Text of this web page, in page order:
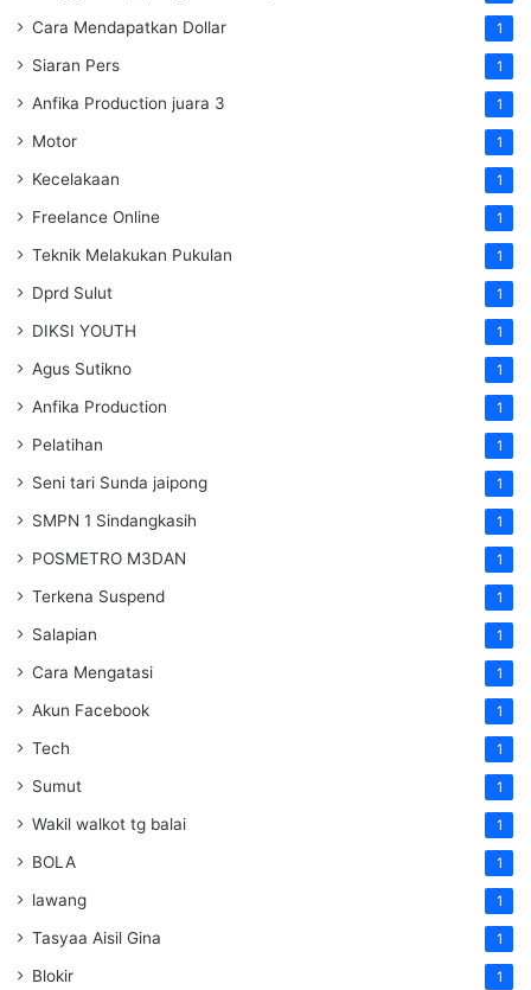
Cara Mendapatkan Dollar 1
Siaran Pers 1
Anfika Production juara 3 1
Motor 1
Kecelakaan 1
Freelance Online 1
Teknik Melakukan Pukulan 1
Dprd Sulut 1
DIKSI YOUTH 1
Agus Sutikno 1
Anfika Production 1
Pelatihan 1
Seni tari Sunda jaipong 1
SMPN 1 Sindangkasih 1
POSMETRO M3DAN 1
Terkena Suspend 1
Salapian 1
Cara Mengatasi 1
Akun Facebook 1
Tech 1
Sumut 1
Wakil walkot tg balai 1
BOLA 1
lawang 1
Tasyaa Aisil Gina 1
Blokir 1